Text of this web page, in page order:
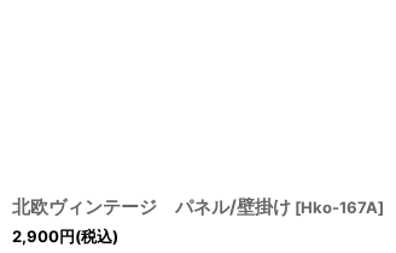
北欧ヴィンテージ パネル/壁掛け [Hko-167A]
2,900円(税込)